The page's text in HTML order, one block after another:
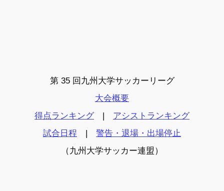
第 35 回九州大学サッカーリーグ
大会概要
得点ランキング| アシストランキング
試合日程 | 警告・退場・出場停止
（九州大学サッカー連盟）